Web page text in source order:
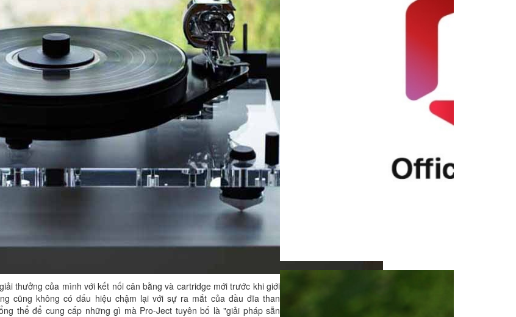
thưởng của mình với kết nối cân bằng và cartridge mới trước khi giới
cũng không có dấu hiệu chậm lại với sự ra mắt của đầu đĩa than
thể để cung cấp những gì mà Pro-Ject tuyên bố là "giải pháp sẵn